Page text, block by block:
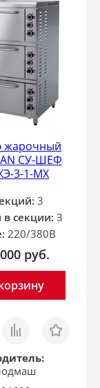
жарочный
СУ-ШЕФ
3-1-МХ
3
секции: 3
220/380В
руб.
Сравнить Отложить